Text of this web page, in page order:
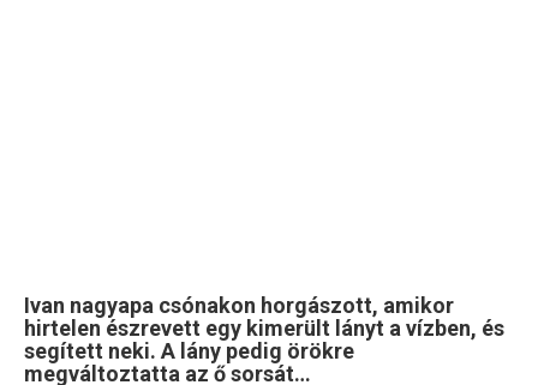
Ivan nagyapa csónakon horgászott, amikor
hirtelen észrevett egy kimerült lányt a vízben, és
segített neki. A lány pedig örökre
megváltoztatta az ő sorsát…